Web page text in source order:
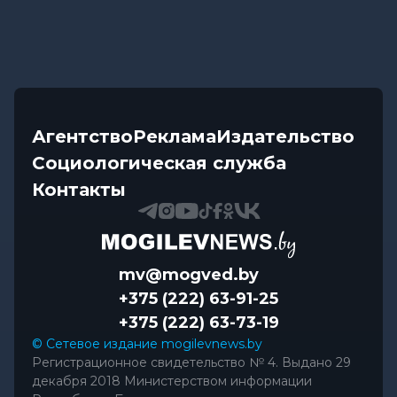
АгентствоРекламаИздательство
Социологическая служба
Контакты
mv@mogved.by
+375 (222) 63-91-25
+375 (222) 63-73-19
© Сетевое издание mogilevnews.by
Регистрационное свидетельство № 4. Выдано 29
декабря 2018 Министерством информации